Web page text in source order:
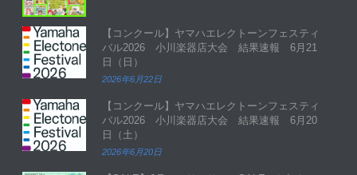
【コンクール】ヤマハエレクトーンフェスティ
バル2026 小川楽器店大会 結果速報 6月21
日（日）
2026年6月22日
【コンクール】ヤマハエレクトーンフェスティ
バル2026 小川楽器店大会 結果速報 6月20
日（土）
2026年6月20日